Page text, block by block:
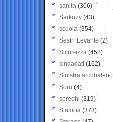
sanità (306)
Sarkozy (43)
scuola (354)
Sestri Levante (2)
Sicurezza (452)
sindacati (162)
Sinistra arcobaleno
Soru (4)
sprechi (319)
Stampa (373)